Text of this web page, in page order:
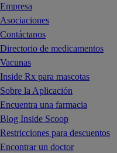
Empresa
Asociaciones
Contáctanos
Directorio de medicamentos
Vacunas
Inside Rx para mascotas
Sobre la Aplicación
Encuentra una farmacia
Blog Inside Scoop
Restricciones para descuentos
Encontrar un doctor